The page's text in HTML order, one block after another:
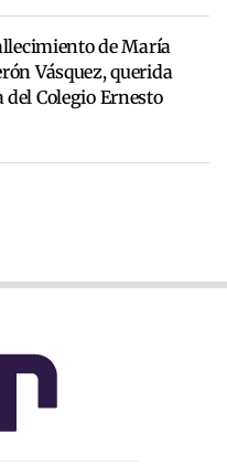
de María
Vásquez, querida
Colegio Ernesto